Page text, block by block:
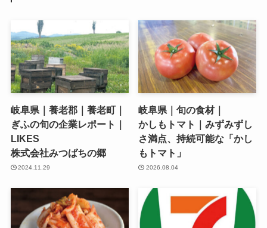
岐阜県｜養老郡｜養老町｜
ぎふの旬の企業レポート｜
LIKES
株式会社みつばちの郷
2024.11.29
岐阜県｜旬の食材｜
かしもトマト｜みずみずし
さ満点、持続可能な「かし
もトマト」
2026.08.04